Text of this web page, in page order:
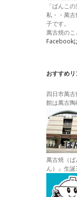
「ばんこ
私・・萬
子です。
萬古焼のこ
Facebook
おすすめ
四日市萬
館は萬古陶
萬古焼（
ん）』生